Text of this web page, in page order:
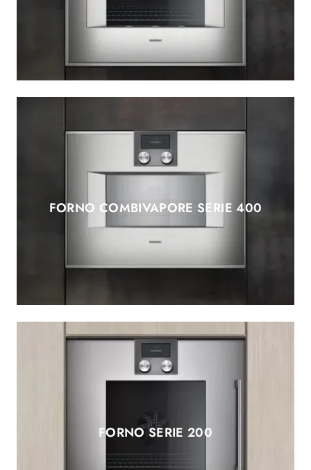
FORNO COMBIVAPORE SERIE 400
FORNO SERIE 200